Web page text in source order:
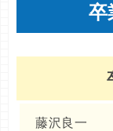
卒
藤沢良一